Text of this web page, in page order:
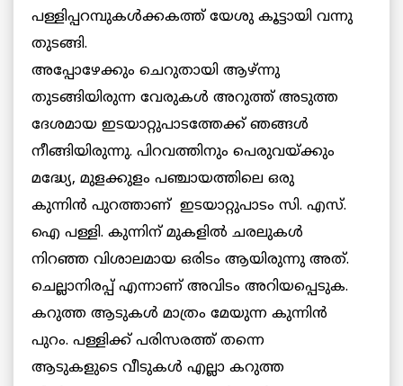
പള്ളിപ്പറമ്പുകള്‍ക്കകത്ത് യേശു കൂട്ടായി വന്നു
തുടങ്ങി.
അപ്പോഴേക്കും ചെറുതായി ആഴ്ന്നു
തുടങ്ങിയിരുന്ന വേരുകള്‍ അറുത്ത് അടുത്ത
ദേശമായ ഇടയാറ്റുപാടത്തേക്ക് ഞങ്ങള്‍
നീങ്ങിയിരുന്നു. പിറവത്തിനും പെരുവയ്ക്കും
മദ്ധ്യേ, മുളക്കുളം പഞ്ചായത്തിലെ ഒരു
കുന്നിന്‍ പുറത്താണ് ഇടയാറ്റുപാടം സി. എസ്.
ഐ പള്ളി. കുന്നിന് മുകളില്‍ ചരലുകള്‍
നിറഞ്ഞ വിശാലമായ ഒരിടം ആയിരുന്നു അത്.
ചെല്ലാനിരപ്പ് എന്നാണ് അവിടം അറിയപ്പെടുക.
കറുത്ത ആടുകള്‍ മാത്രം മേയുന്ന കുന്നിന്‍
പുറം. പള്ളിക്ക് പരിസരത്ത് തന്നെ
ആടുകളുടെ വീടുകള്‍ എല്ലാ കറുത്ത